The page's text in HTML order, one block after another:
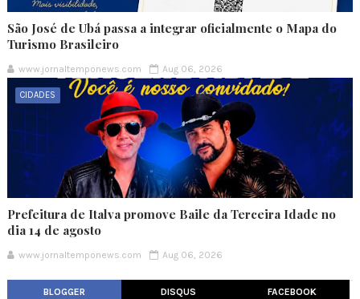
São José de Ubá passa a integrar oficialmente o Mapa do
Turismo Brasileiro
www.jornaltemponews.com Aug 06, 2026
CIDADES
Prefeitura de Italva promove Baile da Terceira Idade no
dia 14 de agosto
www.jornaltemponews.com Aug 06, 2026
BLOGGER DISQUS FACEBOOK